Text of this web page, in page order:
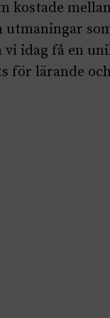
idag få en
för lärande